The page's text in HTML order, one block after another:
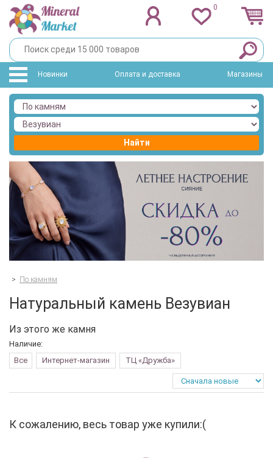
0
Новинки Оплата и доставка Магазины
Найти
> По камням
Натуральный камень Везувиан
Из этого же камня
Наличие:
Все
Интернет-магазин ТЦ «Дружба»
К сожалению, весь товар уже купили:(